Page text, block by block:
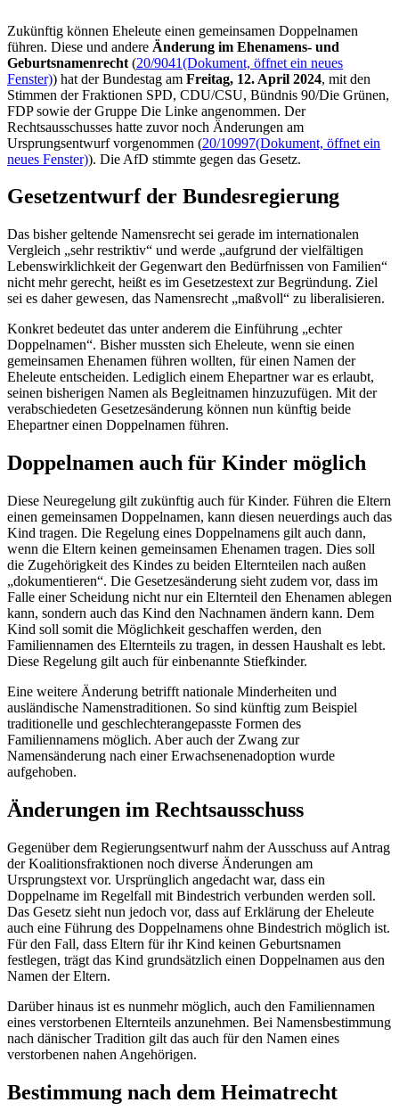
Zukünftig können Eheleute einen gemeinsamen Doppelnamen
führen. Diese und andere Änderung im Ehenamens- und
Geburtsnamenrecht (20/9041(Dokument, öffnet ein neues
Fenster)) hat der Bundestag am Freitag, 12. April 2024, mit den
Stimmen der Fraktionen SPD, CDU/CSU, Bündnis 90/Die Grünen,
FDP sowie der Gruppe Die Linke angenommen. Der
Rechtsausschusses hatte zuvor noch Änderungen am
Ursprungsentwurf vorgenommen (20/10997(Dokument, öffnet ein
neues Fenster)). Die AfD stimmte gegen das Gesetz.
Gesetzentwurf der Bundesregierung
Das bisher geltende Namensrecht sei gerade im internationalen
Vergleich „sehr restriktiv“ und werde „aufgrund der vielfältigen
Lebenswirklichkeit der Gegenwart den Bedürfnissen von Familien“
nicht mehr gerecht, heißt es im Gesetzestext zur Begründung. Ziel
sei es daher gewesen, das Namensrecht „maßvoll“ zu liberalisieren.
Konkret bedeutet das unter anderem die Einführung „echter
Doppelnamen“. Bisher mussten sich Eheleute, wenn sie einen
gemeinsamen Ehenamen führen wollten, für einen Namen der
Eheleute entscheiden. Lediglich einem Ehepartner war es erlaubt,
seinen bisherigen Namen als Begleitnamen hinzuzufügen. Mit der
verabschiedeten Gesetzesänderung können nun künftig beide
Ehepartner einen Doppelnamen führen.
Doppelnamen auch für Kinder möglich
Diese Neuregelung gilt zukünftig auch für Kinder. Führen die Eltern
einen gemeinsamen Doppelnamen, kann diesen neuerdings auch das
Kind tragen. Die Regelung eines Doppelnamens gilt auch dann,
wenn die Eltern keinen gemeinsamen Ehenamen tragen. Dies soll
die Zugehörigkeit des Kindes zu beiden Elternteilen nach außen
„dokumentieren“. Die Gesetzesänderung sieht zudem vor, dass im
Falle einer Scheidung nicht nur ein Elternteil den Ehenamen ablegen
kann, sondern auch das Kind den Nachnamen ändern kann. Dem
Kind soll somit die Möglichkeit geschaffen werden, den
Familiennamen des Elternteils zu tragen, in dessen Haushalt es lebt.
Diese Regelung gilt auch für einbenannte Stiefkinder.
Eine weitere Änderung betrifft nationale Minderheiten und
ausländische Namenstraditionen. So sind künftig zum Beispiel
traditionelle und geschlechterangepasste Formen des
Familiennamens möglich. Aber auch der Zwang zur
Namensänderung nach einer Erwachsenenadoption wurde
aufgehoben.
Änderungen im Rechtsausschuss
Gegenüber dem Regierungsentwurf nahm der Ausschuss auf Antrag
der Koalitionsfraktionen noch diverse Änderungen am
Ursprungstext vor. Ursprünglich angedacht war, dass ein
Doppelname im Regelfall mit Bindestrich verbunden werden soll.
Das Gesetz sieht nun jedoch vor, dass auf Erklärung der Eheleute
auch eine Führung des Doppelnamens ohne Bindestrich möglich ist.
Für den Fall, dass Eltern für ihr Kind keinen Geburtsnamen
festlegen, trägt das Kind grundsätzlich einen Doppelnamen aus den
Namen der Eltern.
Darüber hinaus ist es nunmehr möglich, auch den Familiennamen
eines verstorbenen Elternteils anzunehmen. Bei Namensbestimmung
nach dänischer Tradition gilt das auch für den Namen eines
verstorbenen nahen Angehörigen.
Bestimmung nach dem Heimatrecht